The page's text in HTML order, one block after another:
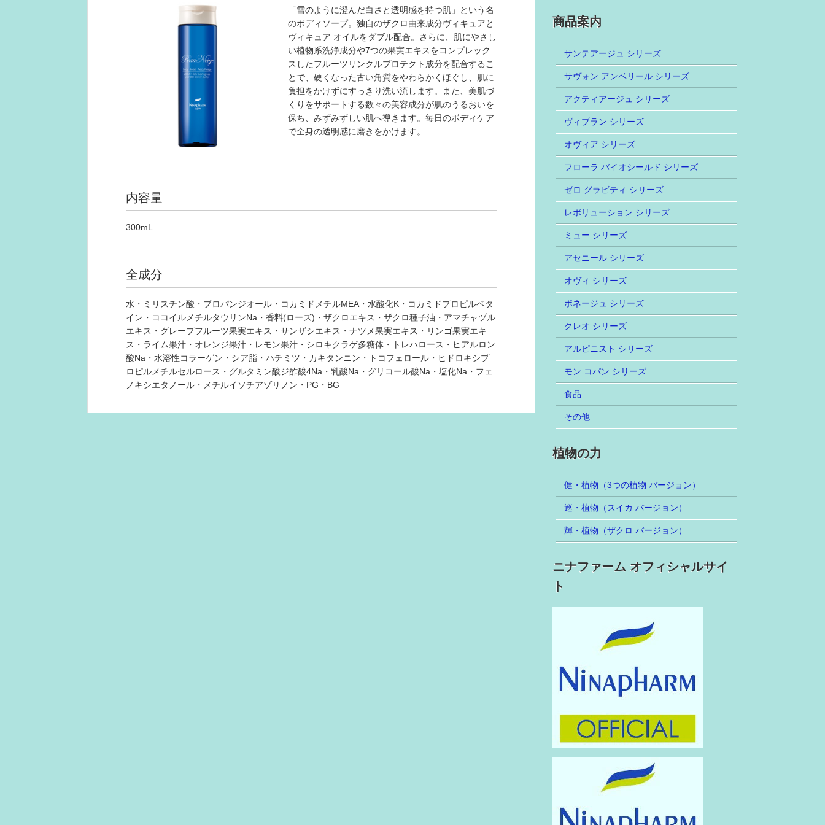
「雪のように澄んだ白さと透明感を持つ肌」という名
のボディソープ。独自のザクロ由来成分ヴィキュアと
ヴィキュア オイルをダブル配合。さらに、肌にやさし
い植物系洗浄成分や7つの果実エキスをコンプレック
スしたフルーツリンクルプロテクト成分を配合するこ
とで、硬くなった古い角質をやわらかくほぐし、肌に
負担をかけずにすっきり洗い流します。また、美肌づ
くりをサポートする数々の美容成分が肌のうるおいを
保ち、みずみずしい肌へ導きます。毎日のボディケア
で全身の透明感に磨きをかけます。
内容量
300mL
全成分
水・ミリスチン酸・プロパンジオール・コカミドメチルMEA・水酸化K・コカミドプロピルベタ
イン・ココイルメチルタウリンNa・香料(ローズ)・ザクロエキス・ザクロ種子油・アマチャヅル
エキス・グレープフルーツ果実エキス・サンザシエキス・ナツメ果実エキス・リンゴ果実エキ
ス・ライム果汁・オレンジ果汁・レモン果汁・シロキクラゲ多糖体・トレハロース・ヒアルロン
酸Na・水溶性コラーゲン・シア脂・ハチミツ・カキタンニン・トコフェロール・ヒドロキシプ
ロピルメチルセルロース・グルタミン酸ジ酢酸4Na・乳酸Na・グリコール酸Na・塩化Na・フェ
ノキシエタノール・メチルイソチアゾリノン・PG・BG
商品案内
サンテアージュ シリーズ
サヴォン アンベリール シリーズ
アクティアージュ シリーズ
ヴィブラン シリーズ
オヴィア シリーズ
フローラ バイオシールド シリーズ
ゼロ グラビティ シリーズ
レボリューション シリーズ
ミュー シリーズ
アセニール シリーズ
オヴィ シリーズ
ポネージュ シリーズ
クレオ シリーズ
アルピニスト シリーズ
モン コパン シリーズ
食品
その他
植物の力
健・植物（3つの植物 バージョン）
巡・植物（スイカ バージョン）
輝・植物（ザクロ バージョン）
ニナファーム オフィシャルサイ
ト